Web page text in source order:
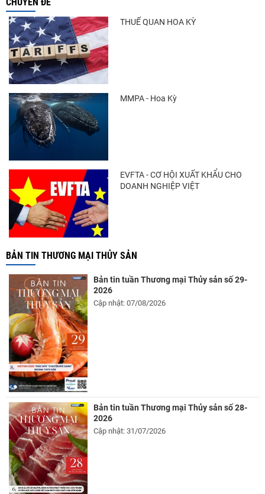
Trung Quốc tăng mạnh nhập khẩu mực,
trong khi nguồn cung...
Còn chưa đầy 3 tuần đến Vietfish 2026:
THUẾ QUAN HOA KỲ
MMPA - Hoa Kỳ
EVFTA - CƠ HỘI XUẤT KHẨU CHO
DOANH NGHIỆP VIỆT
BẢN TIN THƯƠNG MẠI THỦY SẢN
Bản tin tuần Thương mại Thủy sản số 29-
2026
Cập nhật: 07/08/2026
Bản tin tuần Thương mại Thủy sản số 28-
2026
Cập nhật: 31/07/2026